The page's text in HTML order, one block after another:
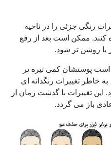
رنگی جزئی را در ناحیه
کنند. ممکن است بعد از رفع
یا روشن تر شود.
پوستشان کمی تیره تر
خاطر تغییرات رنگدانه ای
تغییرات با گذشت زمان از
باز می گردد.